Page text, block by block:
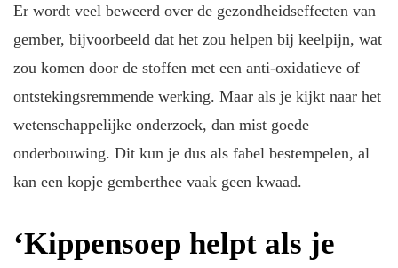
Er wordt veel beweerd over de gezondheidseffecten van
gember, bijvoorbeeld dat het zou helpen bij keelpijn, wat
zou komen door de stoffen met een anti-oxidatieve of
ontstekingsremmende werking. Maar als je kijkt naar het
wetenschappelijke onderzoek, dan mist goede
onderbouwing. Dit kun je dus als fabel bestempelen, al
kan een kopje gemberthee vaak geen kwaad.
‘Kippensoep helpt als je